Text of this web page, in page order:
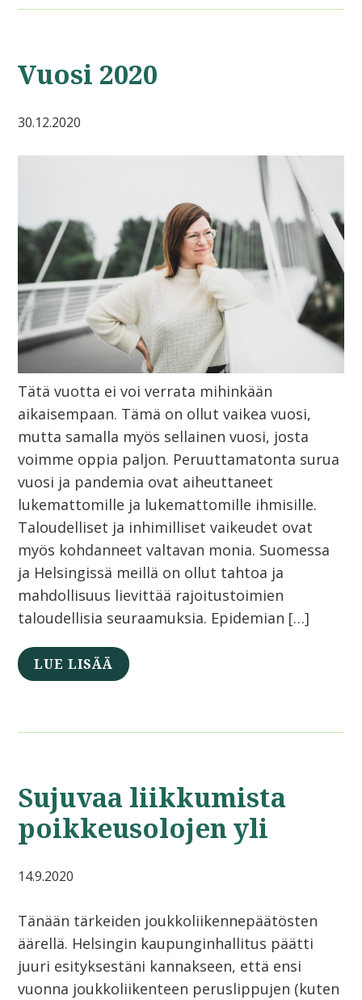
Vuosi 2020
30.12.2020
Tätä vuotta ei voi verrata mihinkään
aikaisempaan. Tämä on ollut vaikea vuosi,
mutta samalla myös sellainen vuosi, josta
voimme oppia paljon. Peruuttamatonta surua
vuosi ja pandemia ovat aiheuttaneet
lukemattomille ja lukemattomille ihmisille.
Taloudelliset ja inhimilliset vaikeudet ovat
myös kohdanneet valtavan monia. Suomessa
ja Helsingissä meillä on ollut tahtoa ja
mahdollisuus lievittää rajoitustoimien
taloudellisia seuraamuksia. Epidemian […]
LUE LISÄÄ
Sujuvaa liikkumista
poikkeusolojen yli
14.9.2020
Tänään tärkeiden joukkoliikennepäätösten
äärellä. Helsingin kaupunginhallitus päätti
juuri esityksestäni kannakseen, että ensi
vuonna joukkoliikenteen peruslippujen (kuten